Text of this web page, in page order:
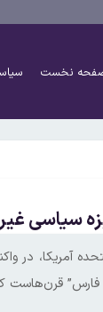
نخست
سیاسی
متحده
قرن‌هاست